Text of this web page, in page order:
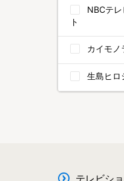
NBCテ
ト
カイモノ
生島ヒロ
テレビシ